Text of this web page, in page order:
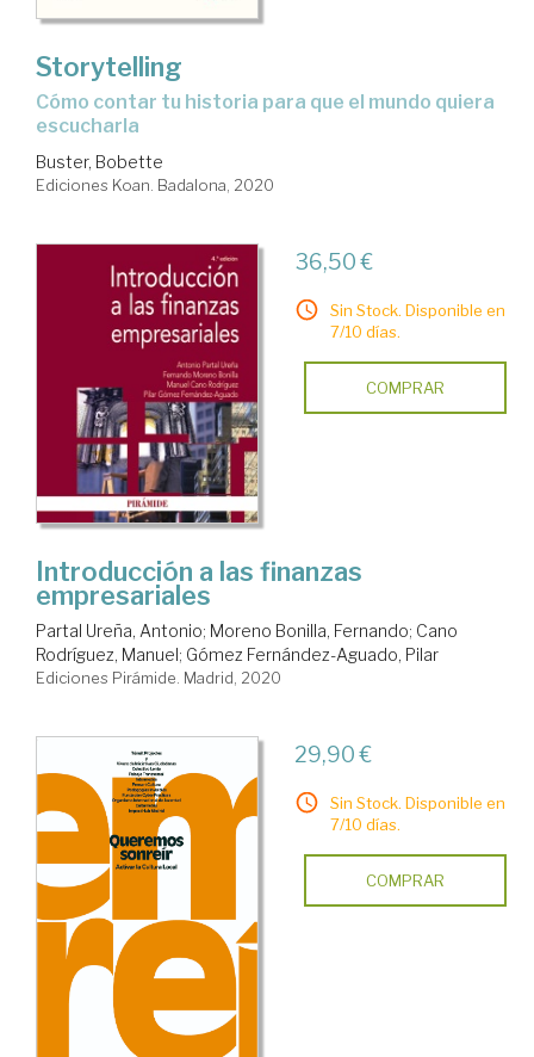
Storytelling
cómo contar tu historia para que el mundo quiera
escucharla
Buster, Bobette
Ediciones Koan. Badalona, 2020
36,50 €
Sin Stock. Disponible en
7/10 días.
COMPRAR
Introducción a las finanzas
empresariales
Partal Ureña, Antonio; Moreno Bonilla, Fernando; Cano
Rodríguez, Manuel; Gómez Fernández-Aguado, Pilar
Ediciones Pirámide. Madrid, 2020
29,90 €
Sin Stock. Disponible en
7/10 días.
COMPRAR